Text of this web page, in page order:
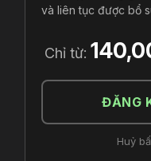
và liên tục được bổ
Chỉ từ:
ĐĂNG
Huỷ